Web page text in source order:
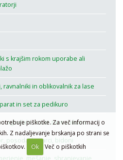
piškotke. Za več informacij o
Z nadaljevanje brskanja po strani se
Ok Več o piškotkih
s krajšim rokom uporabe ali
ravnalniki in oblikovalnik za lase
in set za pedikuro
ogledalo in set za manikuro
posoda, kozarci, bidoni
mešanje, shranjevanje